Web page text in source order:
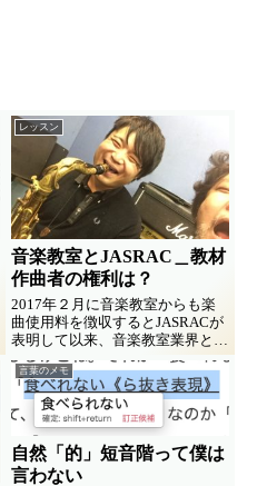
レッスン
音楽教室とJASRAC＿教材
作曲者の権利は？
2017年２月に音楽教室からも楽
曲使用料を徴収するとJASRACが
表明して以来、音楽教室業界との
対立が続いてますね。その最初の
判決が数時間後に予定されてま
す。この機会に、教材製作者視点
でのブツクサを見かけないので書
いてみました。
言葉のメモ
自然「的」短音階って僕は
言わない